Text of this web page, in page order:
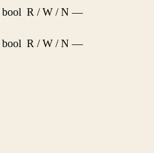
bool R / W / N —
bool R / W / N —